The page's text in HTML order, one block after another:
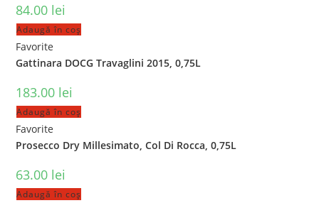
84.00 lei
Adaugă în coș
Favorite
Gattinara DOCG Travaglini 2015, 0,75L
183.00 lei
Adaugă în coș
Favorite
Prosecco Dry Millesimato, Col Di Rocca, 0,75L
63.00 lei
Adaugă în coș